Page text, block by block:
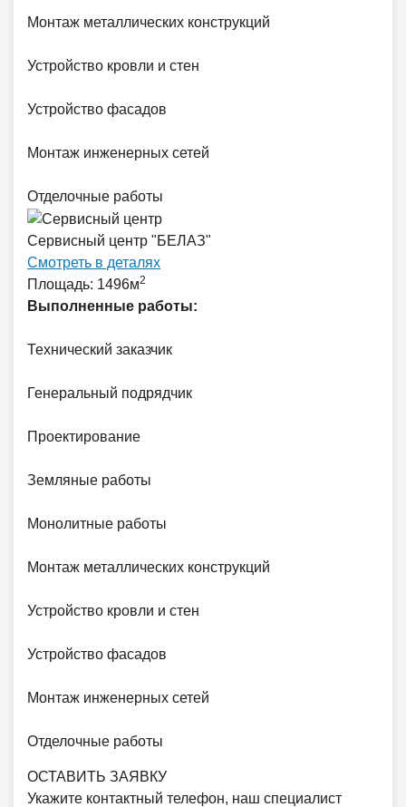
Монтаж металлических конструкций
Устройство кровли и стен
Устройство фасадов
Монтаж инженерных сетей
Отделочные работы
Сервисный центр "БЕЛАЗ"
Смотреть в деталях
Площадь: 1496м2
Выполненные работы:
Технический заказчик
Генеральный подрядчик
Проектирование
Земляные работы
Монолитные работы
Монтаж металлических конструкций
Устройство кровли и стен
Устройство фасадов
Монтаж инженерных сетей
Отделочные работы
ОСТАВИТЬ ЗАЯВКУ
Укажите контактный телефон, наш специалист